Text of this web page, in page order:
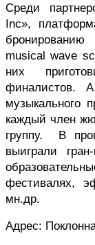
Среди
Inc»,
бронированию
musical wave
них
финалистов.
музыкального
каждый член
группу.  В
выиграли
фестивалях,
мн.др.
Адрес: